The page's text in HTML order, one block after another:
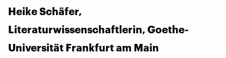
Heike Schäfer,
Literaturwissenschaftlerin, Goethe-
Universität Frankfurt am Main